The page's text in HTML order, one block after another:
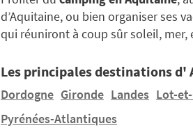
d’Aquitaine, ou bien organiser ses
qui réuniront à coup sûr soleil, mer,
Les principales destinations d'
Dordogne Gironde Landes Lot-
Pyrénées-Atlantiques